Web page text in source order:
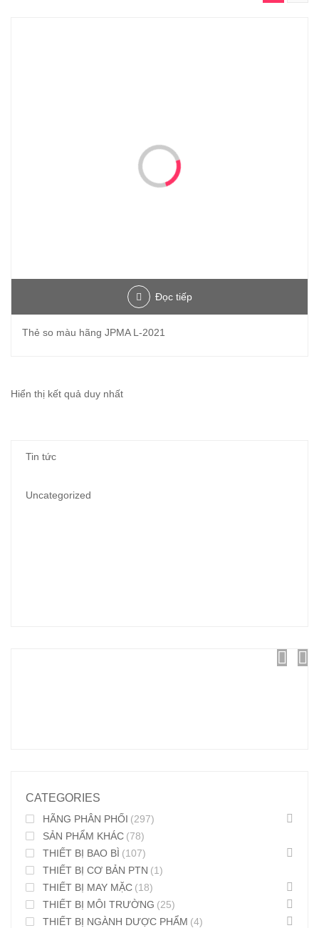
Đọc tiếp
Thẻ so màu hãng JPMA L-2021
Hiển thị kết quả duy nhất
Tin tức
Uncategorized
CATEGORIES
HÃNG PHÂN PHỐI (297)
SẢN PHẨM KHÁC (78)
THIẾT BỊ BAO BÌ (107)
THIẾT BỊ CƠ BẢN PTN (1)
THIẾT BỊ MAY MẶC (18)
THIẾT BỊ MÔI TRƯỜNG (25)
THIẾT BỊ NGÀNH DƯỢC PHẨM (4)